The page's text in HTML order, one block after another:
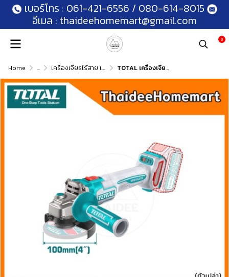
เบอร์โทร : 061-421-6556 / 080-614-8015
อีเมล : thaideehomemart@gmail.com
0
Home ... เครื่องเจียรไร้สาย เจียรคอตรงไร้สาย TOTAL เครื่องเจียรไร้สาย 4 นิ้ว 20V TAGLI21104 (ตัวเปล่า) รับประกันศูนย์ 1 ปี